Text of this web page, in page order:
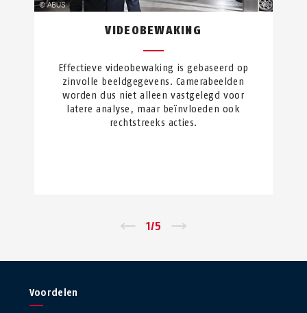
VIDEOBEWAKING
Effectieve videobewaking is gebaseerd op
zinvolle beeldgegevens. Camerabeelden
worden dus niet alleen vastgelegd voor
latere analyse, maar beïnvloeden ook
rechtstreeks acties.
1/5
Voordelen